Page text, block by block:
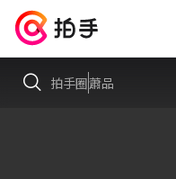
拍手圈蕭品